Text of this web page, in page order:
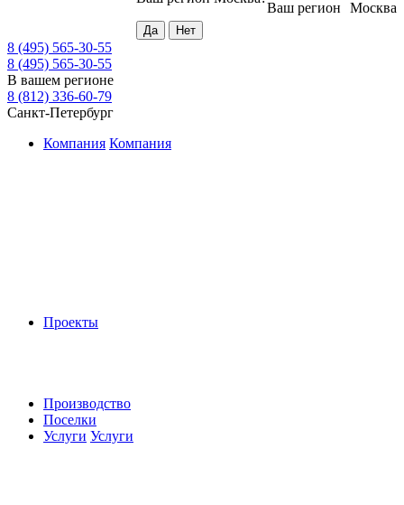
Москва
Ваш регион
8 (495) 565-30-55
8 (495) 565-30-55
В вашем регионе
8 (812) 336-60-79
Санкт-Петербург
Компания Компания
Проекты
Производство
Поселки
Услуги Услуги